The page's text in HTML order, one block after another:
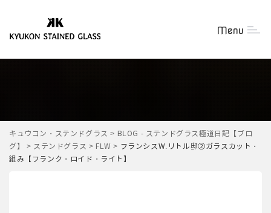
Menu
キュウコン・ステンドグラス > BLOG - ステンドグラス極道日記【ブロ
グ】
> ステンドグラス > FLW > フランシスW.リトル邸②ガラスカット・
組み【フランク・ロイド・ライト】